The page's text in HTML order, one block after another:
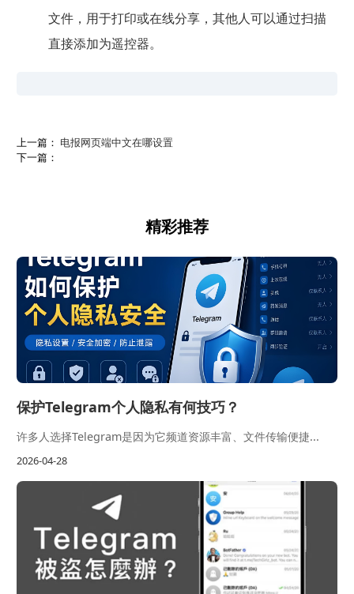
文件，用于打印或在线分享，其他人可以通过扫描
直接添加为遥控器。
上一篇： 电报网页端中文在哪设置
下一篇：
精彩推荐
保护Telegram个人隐私有何技巧？
许多人选择Telegram是因为它频道资源丰富、文件传输便捷...
2026-04-28